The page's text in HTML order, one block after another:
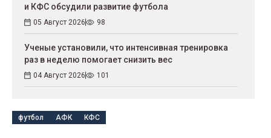
и КФС обсудили развитие футбола
05 Август 2026 98
Ученые установили, что интенсивная тренировка
раз в неделю помогает снизить вес
04 Август 2026 101
футбол АФК КФС